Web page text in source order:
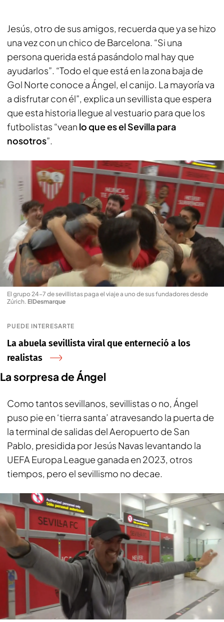
Jesús, otro de sus amigos, recuerda que ya se hizo
una vez con un chico de Barcelona. “Si una
persona querida está pasándolo mal hay que
ayudarlos”. “Todo el que está en la zona baja de
Gol Norte conoce a Ángel, el canijo. La mayoría va
a disfrutar con él”, explica un sevillista que espera
que esta historia llegue al vestuario para que los
futbolistas “vean lo que es el Sevilla para
nosotros”.
El grupo 24-7 de sevillistas paga el viaje a uno de sus fundadores desde
Zúrich. ElDesmarque
PUEDE INTERESARTE
La abuela sevillista viral que enterneció a los
realistas
La sorpresa de Ángel
Como tantos sevillanos, sevillistas o no, Ángel
puso pie en ‘tierra santa’ atravesando la puerta de
la terminal de salidas del Aeropuerto de San
Pablo, presidida por Jesús Navas levantando la
UEFA Europa League ganada en 2023, otros
tiempos, pero el sevillismo no decae.